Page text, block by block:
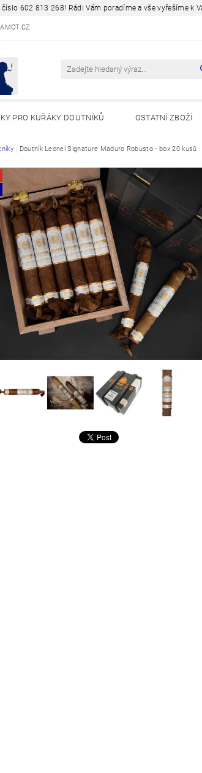
602 813 268! Rádi Vám poradíme a vše vyřešíme k
PRO KUŘÁKY DOUTNÍKŮ OSTATNÍ ZBOŽÍ
A ZAJÍMAVOSTI
Doutník Leonel Signature Maduro Robusto - box 20 kusů